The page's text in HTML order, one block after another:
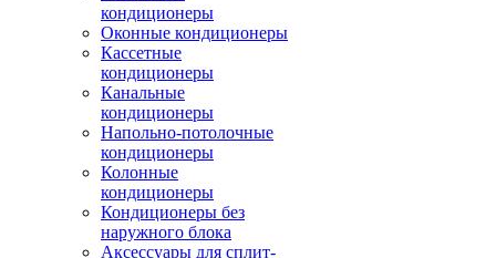
кондиционеры
Оконные кондиционеры
Кассетные
кондиционеры
Канальные
кондиционеры
Напольно-потолочные
кондиционеры
Колонные
кондиционеры
Кондиционеры без
наружного блока
Аксессуары для сплит-